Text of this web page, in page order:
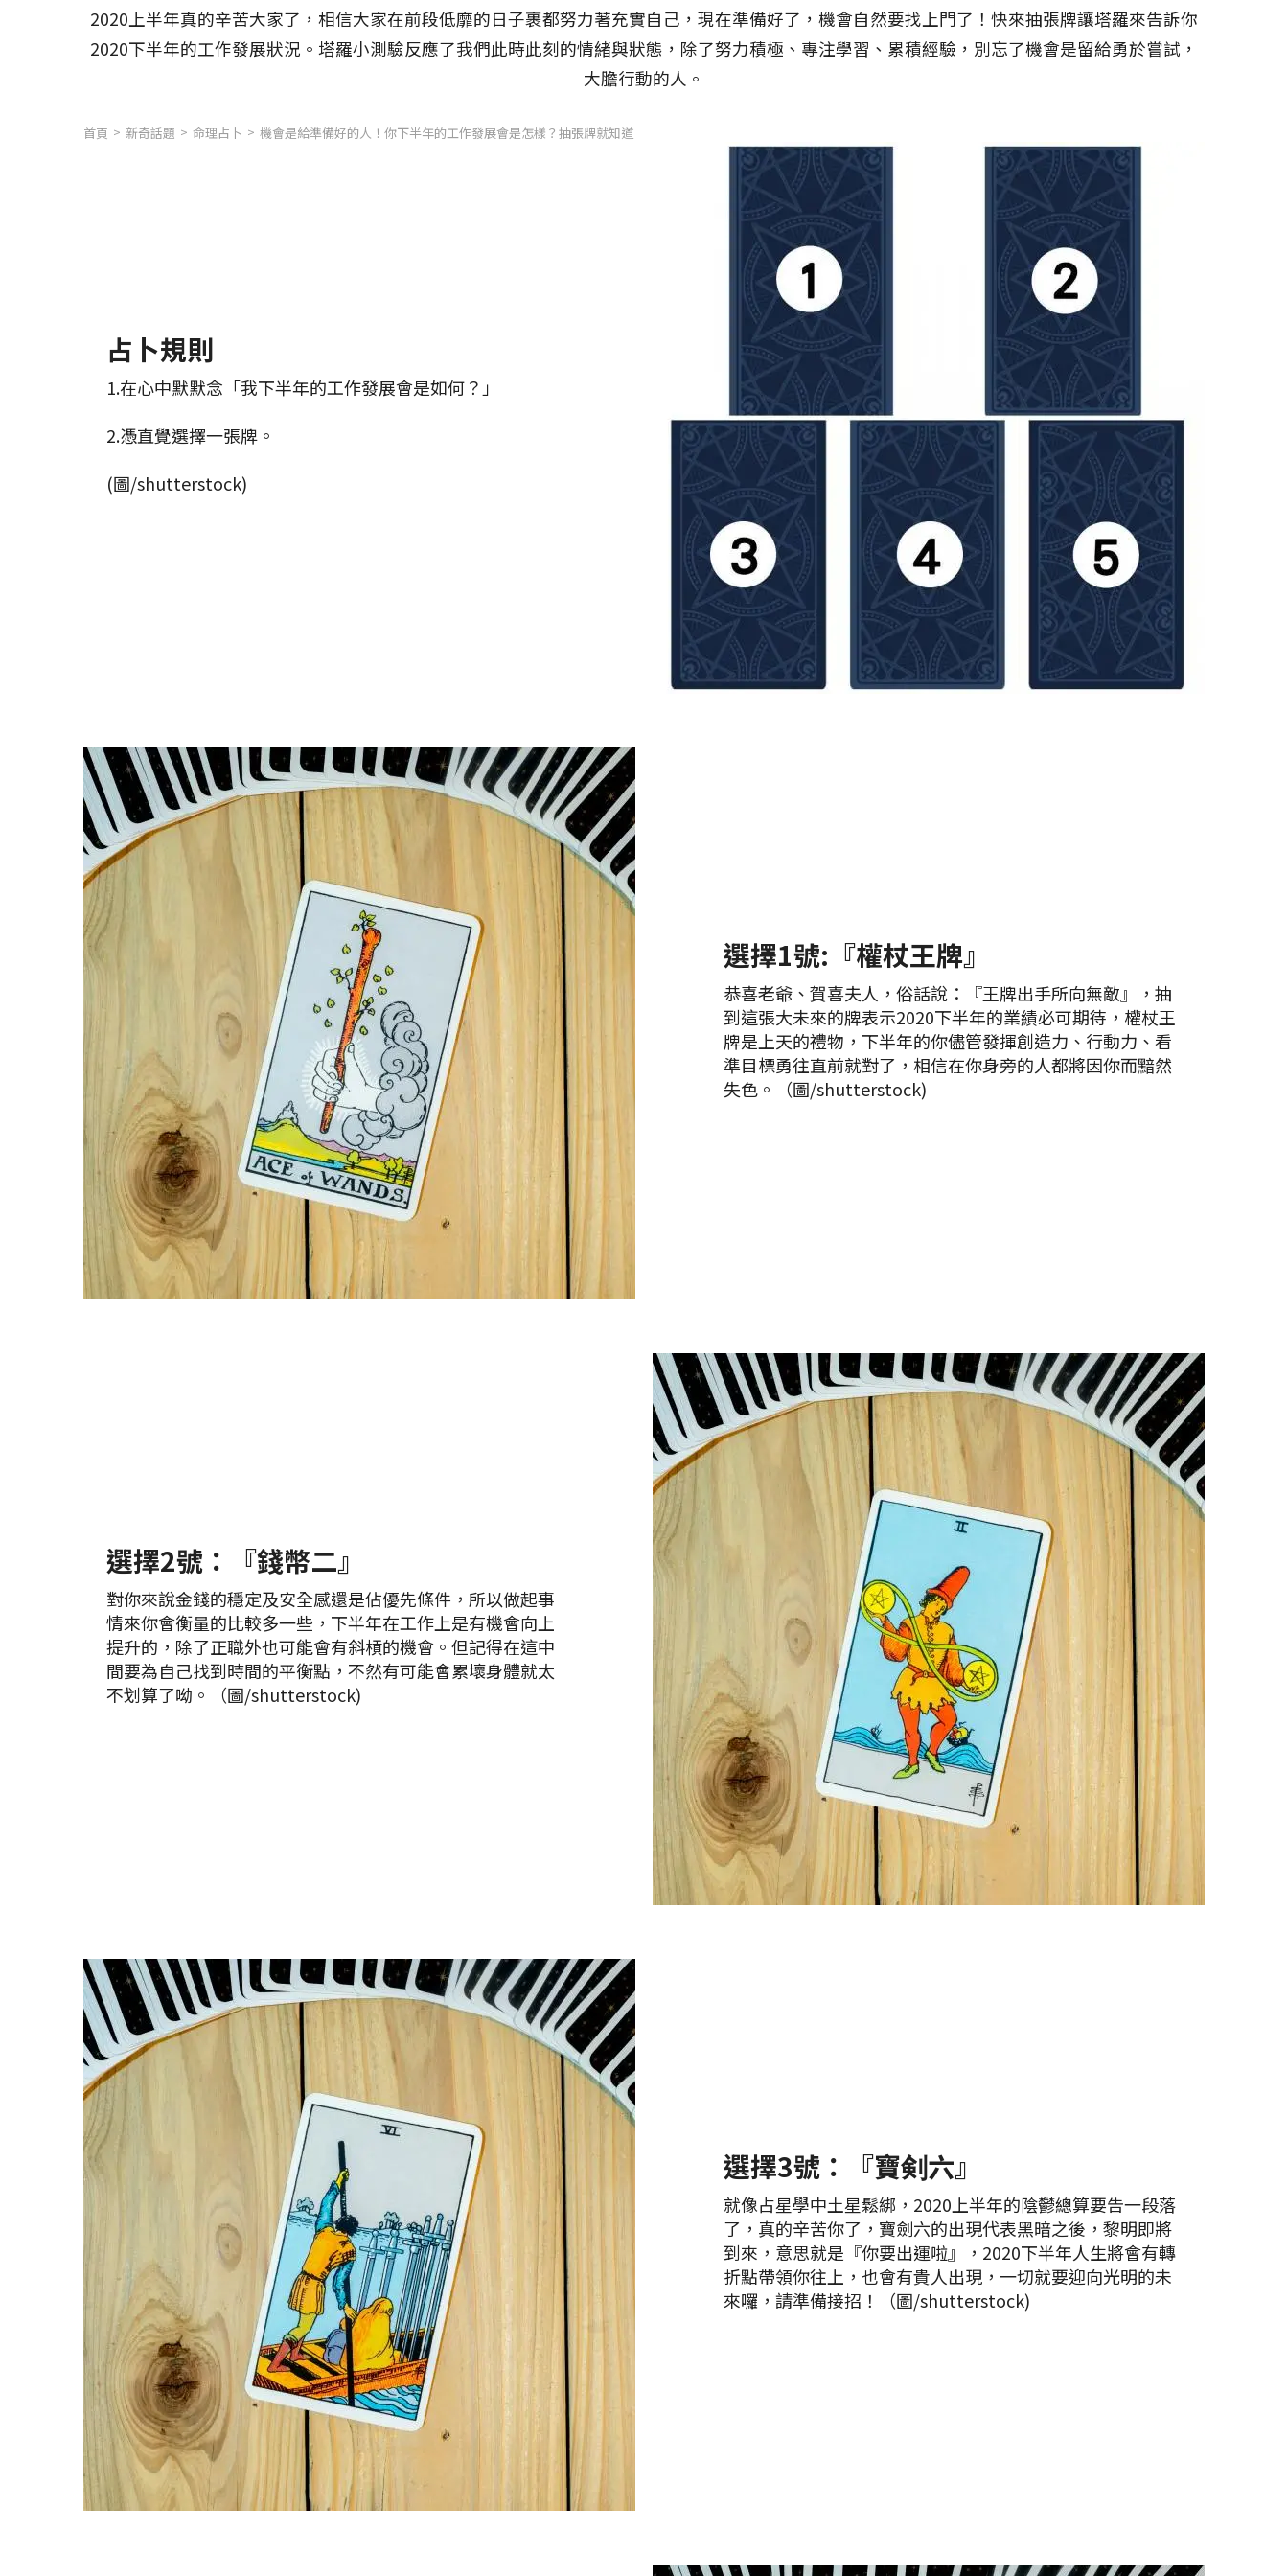
2020上半年真的辛苦大家了，相信大家在前段低靡的日子裹都努力著充實自己，現在準備好了，機會自然要找上門了！快來抽張牌讓塔羅來告訴你
2020下半年的工作發展狀況。塔羅小測驗反應了我們此時此刻的情緒與狀態，除了努力積極、專注學習、累積經驗，別忘了機會是留給勇於嘗試，
大膽行動的人。
首頁 新奇話題 命理占卜 機會是給準備好的人！你下半年的工作發展會是怎樣？抽張牌就知道
占卜規則
1.在心中默默念「我下半年的工作發展會是如何？」
2.憑直覺選擇一張牌。
(圖/shutterstock)
選擇1號:『權杖王牌』
恭喜老爺、賀喜夫人，俗話說：『王牌出手所向無敵』，抽
到這張大未來的牌表示2020下半年的業績必可期待，權杖王
牌是上天的禮物，下半年的你儘管發揮創造力、行動力、看
準目標勇往直前就對了，相信在你身旁的人都將因你而黯然
失色。（圖/shutterstock)
選擇2號：『錢幣二』
對你來說金錢的穩定及安全感還是佔優先條件，所以做起事
情來你會衡量的比較多一些，下半年在工作上是有機會向上
提升的，除了正職外也可能會有斜槓的機會。但記得在這中
間要為自己找到時間的平衡點，不然有可能會累壞身體就太
不划算了呦。（圖/shutterstock)
選擇3號：『寶剣六』
就像占星學中土星鬆綁，2020上半年的陰鬱總算要告一段落
了，真的辛苦你了，寶劍六的出現代表黑暗之後，黎明即將
到來，意思就是『你要出運啦』，2020下半年人生將會有轉
折點帶領你往上，也會有貴人出現，一切就要迎向光明的未
來囉，請準備接招！（圖/shutterstock)